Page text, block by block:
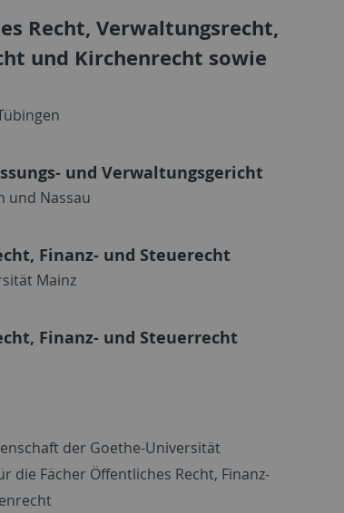
Recht, Verwaltungsrecht,
und Kirchenrecht sowie
und Verwaltungsgericht
und Nassau
Finanz- und Steuerecht
Mainz
Finanz- und Steuerrecht
der Goethe-Universität
die Fächer Öffentliches Recht, Finanz-